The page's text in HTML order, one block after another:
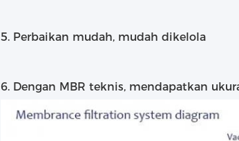
5. Perbaikan mudah, mudah dikelola
6. Dengan MBR teknis, mendapatkan